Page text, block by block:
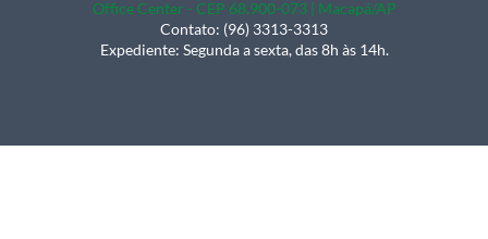
Top
Office Center - CEP 68.900-073 | Macapá/AP
Contato: (96) 3313-3313
Expediente: Segunda a sexta, das 8h às 14h.